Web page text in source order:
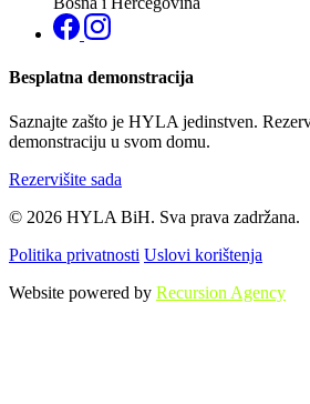
Besplatna demonstracija
Saznajte zašto je HYLA jedinstven.
demonstraciju u svom domu.
Rezervišite sada
© 2026 HYLA BiH. Sva prava zadržana.
Politika privatnosti Uslovi korištenja
Website powered by Recursion Agency